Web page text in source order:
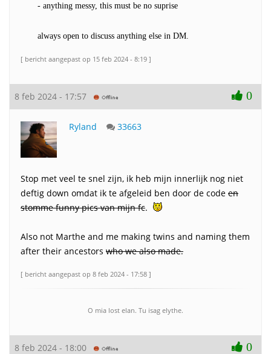
- anything messy, this must be no suprise
always open to discuss anything else in DM.
[ bericht aangepast op 15 feb 2024 - 8:19 ]
8 feb 2024 - 17:57 0
Ryland 33663
Stop met veel te snel zijn, ik heb mijn innerlijk nog niet
deftig down omdat ik te afgeleid ben door de code en
stomme funny pics van mijn fc.
Also not Marthe and me making twins and naming them
after their ancestors who we also made.
[ bericht aangepast op 8 feb 2024 - 17:58 ]
O mia lost elan. Tu isag elythe.
8 feb 2024 - 18:00 0